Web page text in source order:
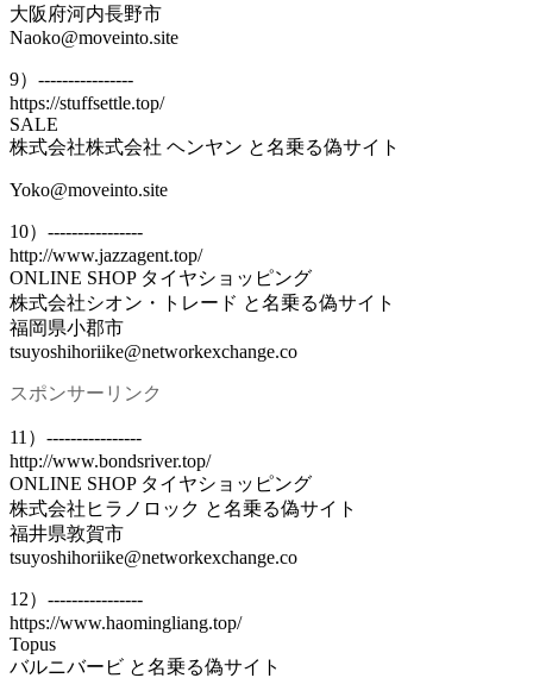
大阪府河内長野市
Naoko@moveinto.site
9）----------------
https://stuffsettle.top/
SALE
株式会社株式会社 ヘンヤン と名乗る偽サイト
Yoko@moveinto.site
10）----------------
http://www.jazzagent.top/
ONLINE SHOP タイヤショッピング
株式会社シオン・トレード と名乗る偽サイト
福岡県小郡市
tsuyoshihoriike@networkexchange.co
スポンサーリンク
11）----------------
http://www.bondsriver.top/
ONLINE SHOP タイヤショッピング
株式会社ヒラノロック と名乗る偽サイト
福井県敦賀市
tsuyoshihoriike@networkexchange.co
12）----------------
https://www.haomingliang.top/
Topus
バルニバービ と名乗る偽サイト